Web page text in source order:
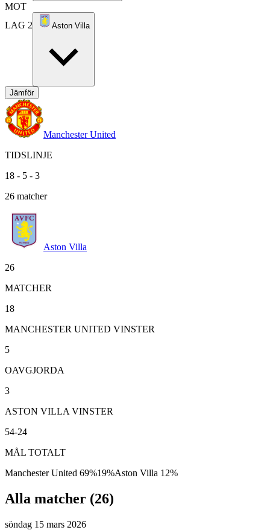
MOT
LAG 2
Aston Villa
Jämför
Manchester United
TIDSLINJE
18 - 5 - 3
26 matcher
Aston Villa
26
MATCHER
18
MANCHESTER UNITED VINSTER
5
OAVGJORDA
3
ASTON VILLA VINSTER
54-24
MÅL TOTALT
Manchester United 69%19%Aston Villa 12%
Alla matcher (26)
söndag 15 mars 2026